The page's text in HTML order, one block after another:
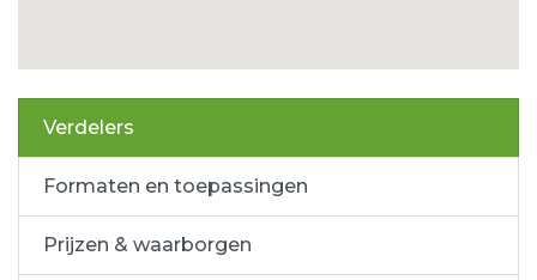
Verdelers
Formaten en toepassingen
Prijzen & waarborgen